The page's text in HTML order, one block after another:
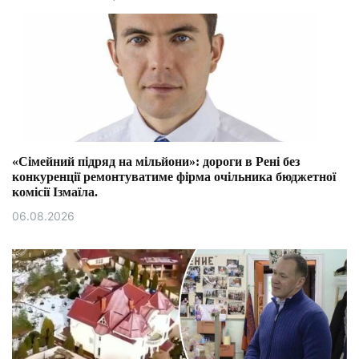
«Сімейний підряд на мільйони»: дороги в Рені без
конкуренції ремонтуватиме фірма очільника бюджетної
комісії Ізмаїла.
06.08.2026